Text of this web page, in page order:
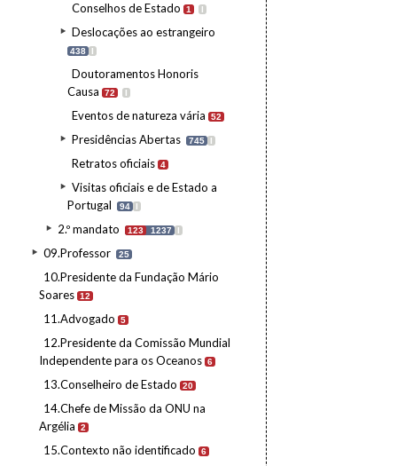
Conselhos de Estado 1 I
Deslocações ao estrangeiro
438 I
Doutoramentos Honoris
Causa
72 I
Eventos de natureza vária 52
Presidências Abertas 745 I
Retratos oficiais 4
Visitas oficiais e de Estado a
Portugal
94 I
2.º mandato 123 1237 I
09.Professor 25
10.Presidente da Fundação Mário
Soares 12
11.Advogado 5
12.Presidente da Comissão Mundial
Independente para os Oceanos 6
13.Conselheiro de Estado 20
14.Chefe de Missão da ONU na
Argélia
2
15.Contexto não identificado 6